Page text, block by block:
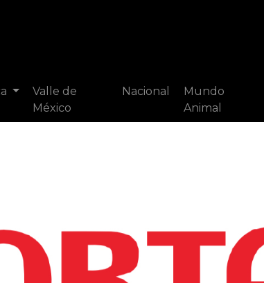
Valle de
México
Nacional
Mundo
Animal